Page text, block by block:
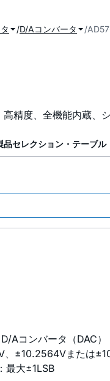
D/Aコンバータ
精度、全機能内蔵、
品セレクション・テーブル
Aコンバータ（DAC）
、±10.2564Vまたは
最大±1LSB